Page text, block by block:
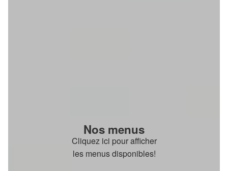
Nos menus
Cliquez ici pour afficher
les menus disponibles!